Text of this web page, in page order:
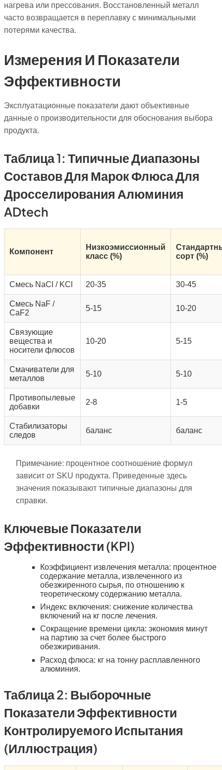
нагрева или прессования. Восстановленный металл
часто возвращается в переплавку с минимальными
потерями качества.
Измерения И Показатели
Эффективности
Эксплуатационные показатели дают объективные
данные о производительности для обоснования выбора
продукта.
Таблица 1: Типичные Диапазоны
Составов Для Марок Флюса Для
Дросселирования Алюминия
ADtech
Компонент
Низкоэмиссионный
класс (%)
сорт (%)
Смесь NaCl / KCl 20-35 30-45
Смесь NaF /
CaF2
5-15 10-20
Связующие
вещества и
носители флюсов
10-20 5-15
Смачиватели для
металлов
5-10 5-10
Противопылевые
добавки
2-8 1-5
Стабилизаторы
следов
баланс баланс
Примечание: процентное соотношение формул
зависит от SKU продукта. Приведенные здесь
значения показывают типичные диапазоны для
справки.
Ключевые Показатели
Эффективности (KPI)
Коэффициент извлечения металла: процентное
содержание металла, извлеченного из
обезжиренного сырья, по отношению к
теоретическому содержанию металла.
Индекс включения: снижение количества
включений на кг после лечения.
Сокращение времени цикла: экономия минут
на партию за счет более быстрого
обезжиривания.
Расход флюса: кг на тонну расплавленного
алюминия.
Таблица 2: Выборочные
Показатели Эффективности
Контролируемого Испытания
(иллюстрация)